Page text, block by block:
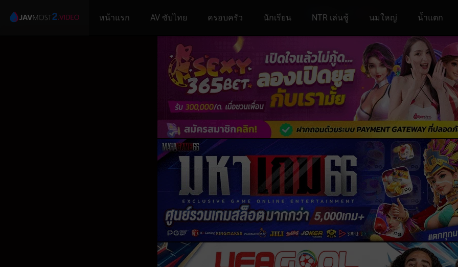
หน้าแรก AV ซับไทย ครอบครัว นักเรียน NTR เล่นชู้ นมใหญ่ น้ำแตก